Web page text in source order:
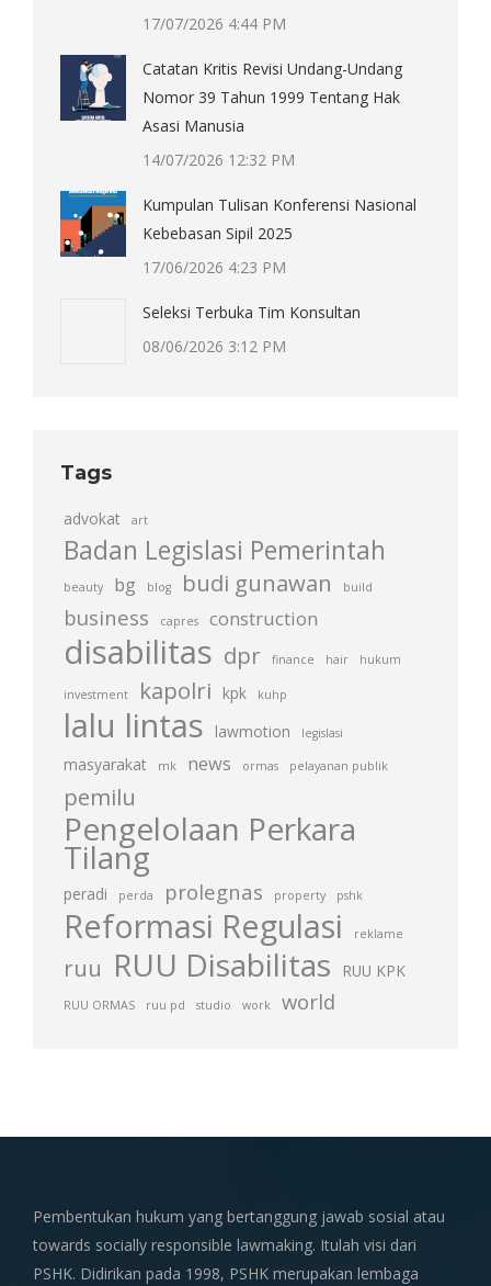
17/07/2026 4:44 PM
Catatan Kritis Revisi Undang-Undang
Nomor 39 Tahun 1999 Tentang Hak
Asasi Manusia
14/07/2026 12:32 PM
Kumpulan Tulisan Konferensi Nasional
Kebebasan Sipil 2025
17/06/2026 4:23 PM
Seleksi Terbuka Tim Konsultan
08/06/2026 3:12 PM
Tags
advokat art
Badan Legislasi Pemerintah
beauty bg blog budi gunawan build
business capres construction
disabilitas dpr finance hair hukum
investment kapolri kpk kuhp
lalu lintas lawmotion legislasi
masyarakat mk news ormas pelayanan publik
pemilu
Pengelolaan Perkara
Tilang
peradi perda prolegnas property pshk
Reformasi Regulasi reklame
ruu RUU Disabilitas RUU KPK
RUU ORMAS ruu pd studio work world
Pembentukan hukum yang bertanggung jawab sosial atau
towards socially responsible lawmaking. Itulah visi dari
PSHK. Didirikan pada 1998, PSHK merupakan lembaga